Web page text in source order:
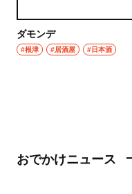
ダモンデ
#根津 #居酒屋 #日本酒
おでかけニュース